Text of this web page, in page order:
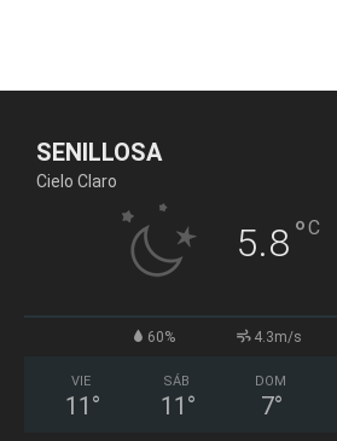
SENILLOSA
Cielo Claro
5.8°C
60% 4.3m/s
VIE
11 °
SÁB
11 °
DOM
7°